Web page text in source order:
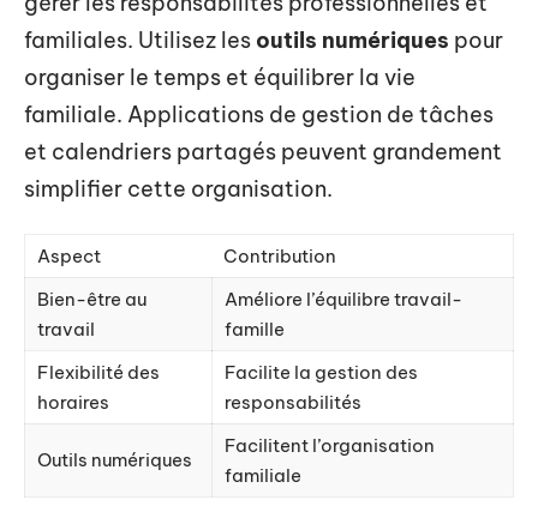
familiales. Utilisez les outils numériques pour
organiser le temps et équilibrer la vie
familiale. Applications de gestion de tâches
et calendriers partagés peuvent grandement
simplifier cette organisation.
Aspect
Contribution
Bien-être au
travail
Améliore l’équilibre travail-
famille
Flexibilité des
horaires
Facilite la gestion des
responsabilités
Outils numériques
Facilitent l’organisation
familiale